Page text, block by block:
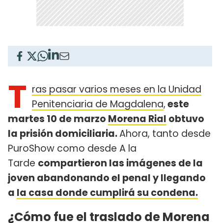
T ras pasar varios meses en la Unidad
Penitenciaria de Magdalena,este
martes 10 de marzo Morena Rial obtuvo
la prisión domiciliaria.Ahora, tanto desde
PuroShow como desde A la
Tarde compartieron las imágenes de la
joven abandonando el penal y llegando
a la casa donde cumplirá su condena.
¿Cómo fue el traslado de Morena